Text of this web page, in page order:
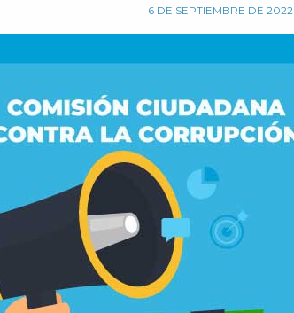
6 DE SEPTIEMBRE DE 2022